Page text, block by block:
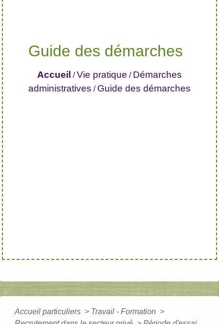
Guide des démarches
Accueil /Vie pratique / Démarches
administratives / Guide des démarches
Accueil particuliers > Travail - Formation >